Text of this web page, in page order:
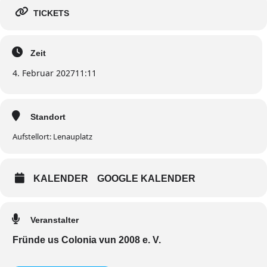
TICKETS
Zeit
4. Februar 202711:11
Standort
Aufstellort: Lenauplatz
KALENDER GOOGLE KALENDER
Veranstalter
Fründe us Colonia vun 2008 e. V.